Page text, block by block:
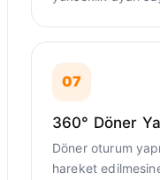
07
360° Döner
Döner oturum
hareket